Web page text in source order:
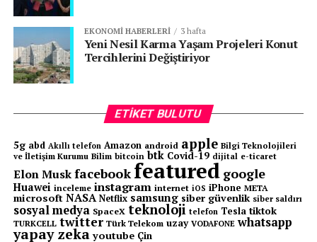
EKONOMI HABERLERI 3 hafta
Yeni Nesil Karma Yaşam Projeleri Konut
Tercihlerini Değiştiriyor
ETIKET BULUTU
5g abd Akıllı telefon Amazon android apple Bilgi Teknolojileri
ve İletişim Kurumu Bilim bitcoin btk Covid-19 dijital e-ticaret
Elon Muskfacebook featured google
Huawei inceleme instagram internet iOS iPhone META
microsoft NASA Netflix samsung siber güvenlik siber saldırı
sosyal medya SpaceX teknoloji telefon Tesla tiktok
TURKCELL twitter Türk Telekom uzay VODAFONE whatsapp
yapay zeka youtube Çin